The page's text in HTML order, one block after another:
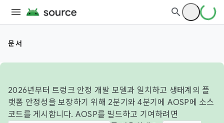
문서
2026년부터 트렁크 안정 개발 모델과 일치하고 생태계의 플
랫폼 안정성을 보장하기 위해 2분기와 4분기에 AOSP에 소스
코드를 게시합니다. AOSP를 빌드하고 기여하려면